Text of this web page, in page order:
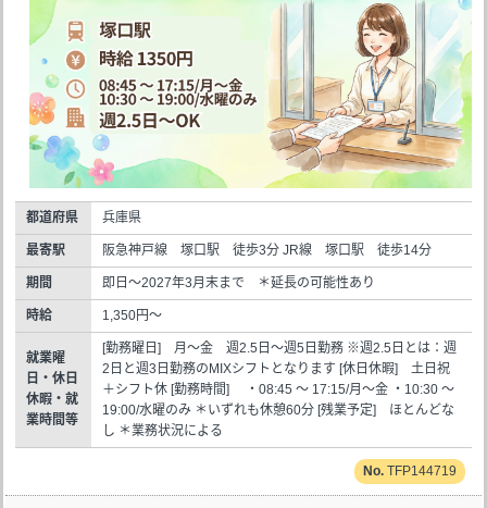
都道府県 兵庫県
最寄駅 阪急神戸線 塚口駅 徒歩3分 JR線 塚口駅 徒歩14分
期間 即日～2027年3月末まで ＊延長の可能性あり
時給 1,350円～
就業曜
日・休日
休暇・就
業時間等
[勤務曜日] 月～金 週2.5日～週5日勤務 ※週2.5日とは：週
2日と週3日勤務のMIXシフトとなります [休日休暇] 土日祝
＋シフト休 [勤務時間] ・08:45 ～ 17:15/月～金 ・10:30 ～
19:00/水曜のみ ＊いずれも休憩60分 [残業予定] ほとんどな
し ＊業務状況による
TFP144719